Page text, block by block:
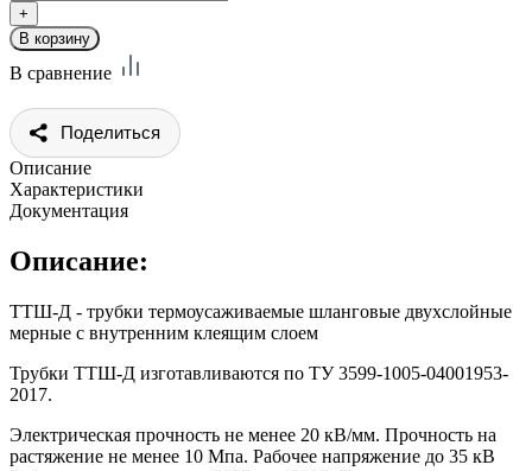
В сравнение
Поделиться
Описание
Характеристики
Документация
Описание:
ТТШ-Д - трубки термоусаживаемые шланговые двухслойные
мерные с внутренним клеящим слоем
Трубки ТТШ-Д изготавливаются по ТУ 3599-1005-04001953-
2017.
Электрическая прочность не менее 20 кВ/мм. Прочность на
растяжение не менее 10 Мпа. Рабочее напряжение до 35 кВ